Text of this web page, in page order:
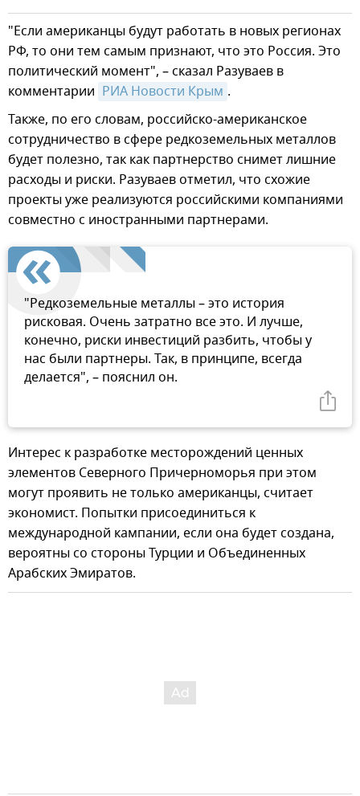
"Если американцы будут работать в новых регионах
РФ, то они тем самым признают, что это Россия. Это
политический момент", – сказал Разуваев в
комментарии РИА Новости Крым .
Также, по его словам, российско-американское
сотрудничество в сфере редкоземельных металлов
будет полезно, так как партнерство снимет лишние
расходы и риски. Разуваев отметил, что схожие
проекты уже реализуются российскими компаниями
совместно с иностранными партнерами.
"Редкоземельные металлы – это история
рисковая. Очень затратно все это. И лучше,
конечно, риски инвестиций разбить, чтобы у
нас были партнеры. Так, в принципе, всегда
делается", – пояснил он.
Интерес к разработке месторождений ценных
элементов Северного Причерноморья при этом
могут проявить не только американцы, считает
экономист. Попытки присоединиться к
международной кампании, если она будет создана,
вероятны со стороны Турции и Объединенных
Арабских Эмиратов.